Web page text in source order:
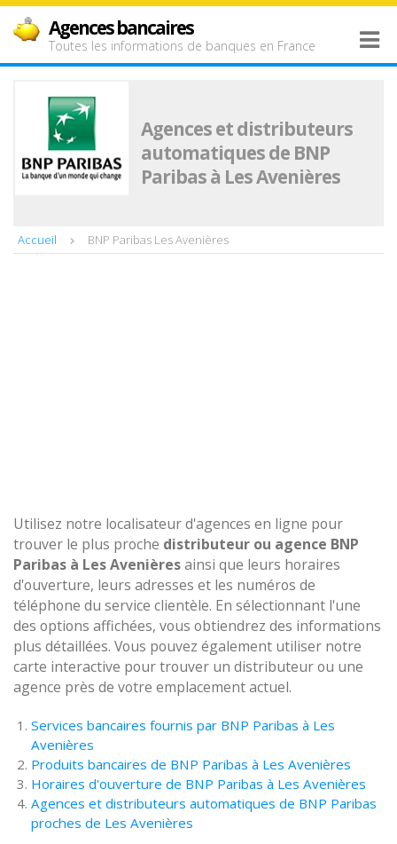
Agences bancaires
Toutes les informations de banques en France
Agences et distributeurs
automatiques de BNP
Paribas à Les Avenières
Accueil BNP Paribas Les Avenières
Utilisez notre localisateur d'agences en ligne pour
trouver le plus proche distributeur ou agence BNP
Paribas à Les Avenièresainsi que leurs horaires
d'ouverture, leurs adresses et les numéros de
téléphone du service clientèle. En sélectionnant l'une
des options affichées, vous obtiendrez des informations
plus détaillées. Vous pouvez également utiliser notre
carte interactive pour trouver un distributeur ou une
agence près de votre emplacement actuel.
Services bancaires fournis par BNP Paribas à Les
Avenières
Produits bancaires de BNP Paribas à Les Avenières
Horaires d'ouverture de BNP Paribas à Les Avenières
Agences et distributeurs automatiques de BNP Paribas
proches de Les Avenières